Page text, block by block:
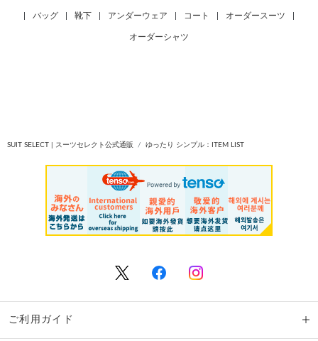
バッグ 靴下 アンダーウェア コート オーダースーツ
オーダーシャツ
SUIT SELECT | スーツセレクト公式通販 ゆったり シンプル：ITEM LIST
ご利用ガイド